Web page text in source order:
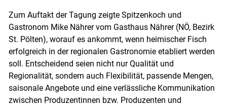
Skip to main content
Zum Auftakt der Tagung zeigte Spitzenkoch und
Gastronom Mike Nährer vom Gasthaus Nährer (NÖ, Bezirk
St. Pölten), worauf es ankommt, wenn heimischer Fisch
erfolgreich in der regionalen Gastronomie etabliert werden
soll. Entscheidend seien nicht nur Qualität und
Regionalität, sondern auch Flexibilität, passende Mengen,
saisonale Angebote und eine verlässliche Kommunikation
zwischen Produzentinnen bzw. Produzenten und